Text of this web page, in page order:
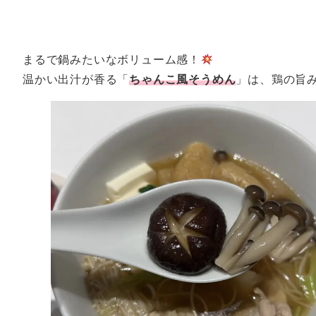
まるで鍋みたいなボリューム感！
温かい出汁が香る「ちゃんこ風そうめん 」は、鶏の旨